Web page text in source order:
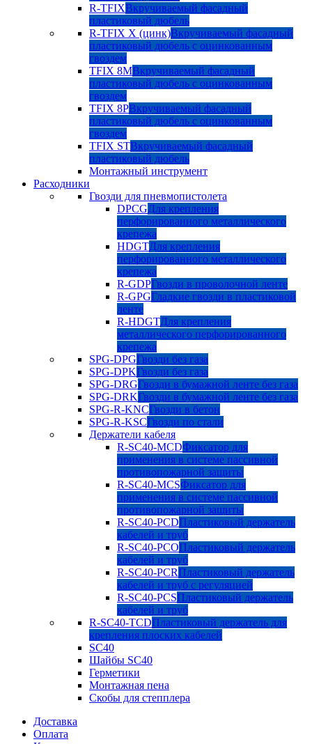
R-TFIXВкручиваемый фасадный
пластиковый дюбель
R-TFIX X (цинк)Вкручиваемый фасадный
пластиковый дюбель с оцинкованным
гвоздем
TFIX 8MВкручиваемый фасадный
пластиковый дюбель с оцинкованным
гвоздем
TFIX 8PВкручиваемый фасадный
пластиковый дюбель с оцинкованным
гвоздем
TFIX STВкручиваемый фасадный
пластиковый дюбель
Монтажный инструмент
Расходники
Гвозди для пневмопистолета
DPCGДля крепления
перфорированного металлического
крепежа
HDGTДля крепления
перфорированного металлического
крепежа
R-GDPГвозди в проволочной ленте
R-GPGГладкие гвозди в пластиковой
ленте
R-HDGTДля крепления
металлического перфорированного
крепежа
SPG-DPGГвозди без газа
SPG-DPKГвозди без газа
SPG-DRGГвозди в бумажной ленте без газа
SPG-DRKГвозди в бумажной ленте без газа
SPG-R-KNCГвозди в бетон
SPG-R-KSCГвозди по стали
Держатели кабеля
R-SC40-MCDФиксатор для
применения в системе пассивной
противопожарной защиты
R-SC40-MCSФиксатор для
применения в системе пассивной
противопожарной защиты
R-SC40-PCDПластиковый держатель
кабелей и труб
R-SC40-PCOПластиковый держатель
кабелей и труб
R-SC40-PCRПластиковый держатель
кабелей и труб с регуляцией
R-SC40-PCSПластиковый держатель
кабелей и труб
R-SC40-TCDПластиковый держатель для
крепления плоских кабелей
SC40
Шайбы SC40
Герметики
Монтажная пена
Скобы для степплера
Доставка
Оплата